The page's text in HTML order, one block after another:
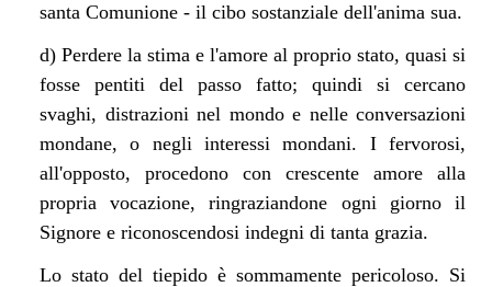
santa Comunione - il cibo sostanziale dell'anima sua.
d) Perdere la stima e l'amore al proprio stato, quasi si
fosse pentiti del passo fatto; quindi si cercano
svaghi, distrazioni nel mondo e nelle conversazioni
mondane, o negli interessi mondani. I fervorosi,
all'opposto, procedono con crescente amore alla
propria vocazione, ringraziandone ogni giorno il
Signore e riconoscendosi indegni di tanta grazia.
Lo stato del tiepido è sommamente pericoloso. Si